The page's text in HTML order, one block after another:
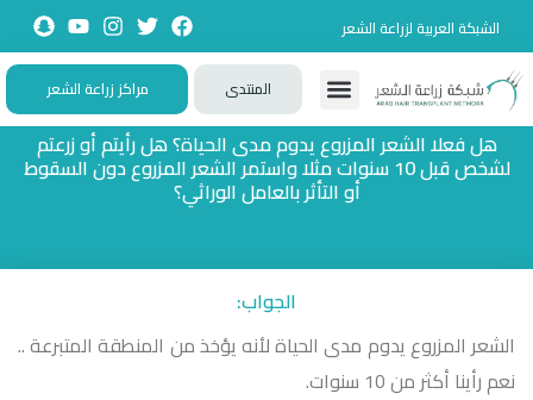
الشبكة العربية لزراعة الشعر
المنتدى مراكز زراعة الشعر
هل فعلا الشعر المزروع يدوم مدى الحياة؟ هل رأيتم أو زرعتم
لشخص قبل 10 سنوات مثلا واستمر الشعر المزروع دون السقوط
أو التأثر بالعامل الوراثي؟
الجواب:
الشعر المزروع يدوم مدى الحياة لأنه يؤخذ من المنطقة المتبرعة ..
نعم رأينا أكثر من 10 سنوات.